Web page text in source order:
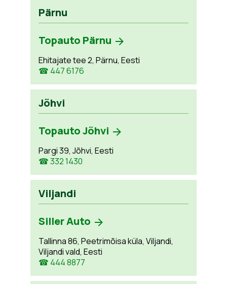
Pärnu
Topauto Pärnu
Ehitajate tee 2, Pärnu, Eesti
☎ 447 6176
Jõhvi
Topauto Jõhvi
Pargi 39, Jõhvi, Eesti
☎ 332 1430
Viljandi
Siller Auto
Tallinna 86, Peetrimõisa küla, Viljandi,
Viljandi vald, Eesti
☎ 444 8877